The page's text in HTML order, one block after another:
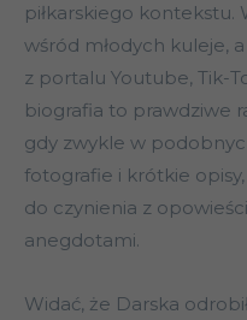
piłkarskiego
wśród młodych kuleje,
z portalu Youtube, Tik-
biografia to prawdziwe
gdy zwykle w
fotografie i krótkie
do czynienia z
anegdotami.
Widać, że Darska